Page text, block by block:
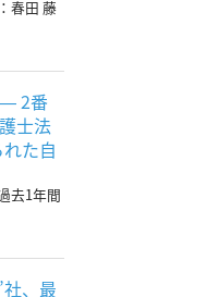
春田 藤
2番
士法
た自
去1年間
、最